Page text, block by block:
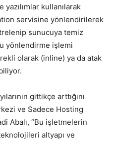
kullanılarak
servisine yönlendirilerek
sunucuya temiz
yönlendirme işlemi
olarak (inline) ya da atak
gittikçe arttığını
ve Sadece Hosting
Abalı, “Bu işletmelerin
altyapı ve